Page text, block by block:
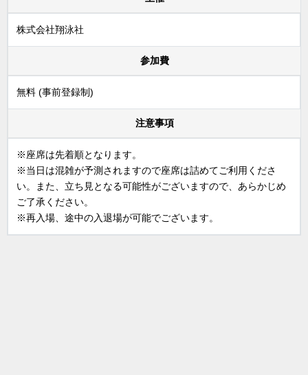
株式会社翔泳社
参加費
無料 (事前登録制)
注意事項
※座席は先着順となります。
※当日は混雑が予測されますので座席は詰めてご利用くださ
い。また、立ち見となる可能性がございますので、あらかじめ
ご了承ください。
※再入場、途中の入退場が可能でございます。